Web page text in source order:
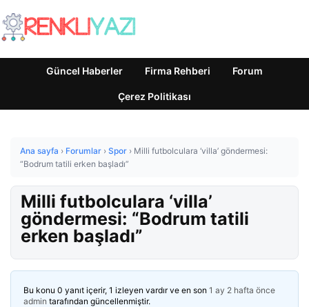
Güncel Haberler Firma Rehberi Forum
Çerez Politikası
Ana sayfa › Forumlar › Spor › Milli futbolculara ‘villa’ göndermesi:
“Bodrum tatili erken başladı”
Milli futbolculara ‘villa’
göndermesi: “Bodrum tatili
erken başladı”
Bu konu 0 yanıt içerir, 1 izleyen vardır ve en son 1 ay 2 hafta önce
admin tarafından güncellenmiştir.